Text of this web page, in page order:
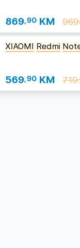
869,90 KM 969
XIAOMI Redmi
569,90 KM 719